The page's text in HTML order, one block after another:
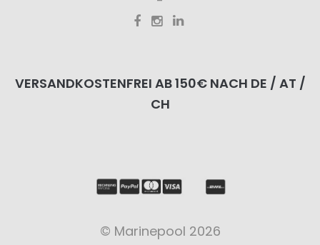
VERSANDKOSTENFREI AB 150€ NACH DE / AT /
CH
© Marinepool 2026